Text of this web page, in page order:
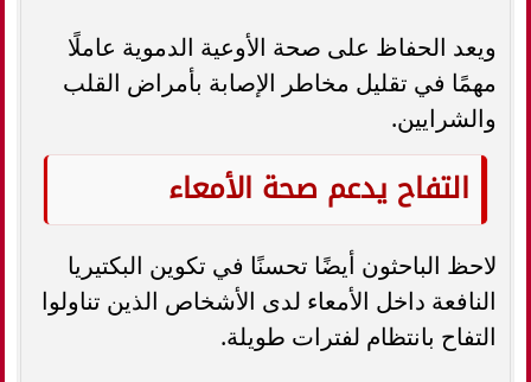
ويعد الحفاظ على صحة الأوعية الدموية عاملًا
مهمًا في تقليل مخاطر الإصابة بأمراض القلب
والشرايين.
التفاح يدعم صحة الأمعاء
لاحظ الباحثون أيضًا تحسنًا في تكوين البكتيريا
النافعة داخل الأمعاء لدى الأشخاص الذين تناولوا
التفاح بانتظام لفترات طويلة.